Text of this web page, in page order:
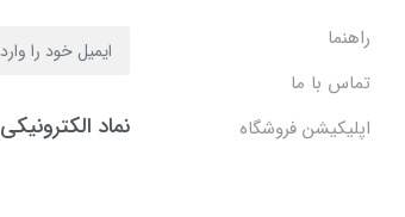
راهنما
تماس با ما
اپلیکیشن فروشگاه نماد الکترونیکی